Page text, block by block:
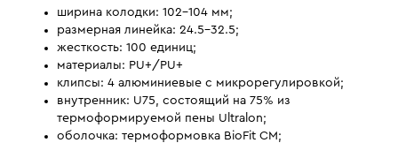
ширина колодки: 102–104 мм;
размерная линейка: 24.5–32.5;
жесткость: 100 единиц;
материалы: PU+/PU+
клипсы: 4 алюминиевые с микрорегулировкой;
внутренник: U75, состоящий на 75% из
термоформируемой пены Ultralon;
оболочка: термоформовка BioFit CM;